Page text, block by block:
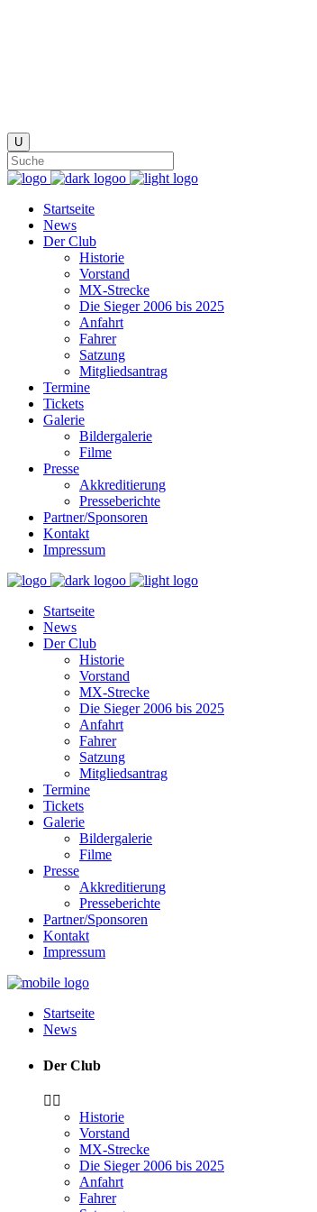
Startseite
News
Der Club
Historie
Vorstand
MX-Strecke
Die Sieger 2006 bis 2025
Anfahrt
Fahrer
Satzung
Mitgliedsantrag
Termine
Tickets
Galerie
Bildergalerie
Filme
Presse
Akkreditierung
Presseberichte
Partner/Sponsoren
Kontakt
Impressum
Startseite
News
Der Club
Historie
Vorstand
MX-Strecke
Die Sieger 2006 bis 2025
Anfahrt
Fahrer
Satzung
Mitgliedsantrag
Termine
Tickets
Galerie
Bildergalerie
Filme
Presse
Akkreditierung
Presseberichte
Partner/Sponsoren
Kontakt
Impressum
Startseite
News
Der Club
Historie
Vorstand
MX-Strecke
Die Sieger 2006 bis 2025
Anfahrt
Fahrer